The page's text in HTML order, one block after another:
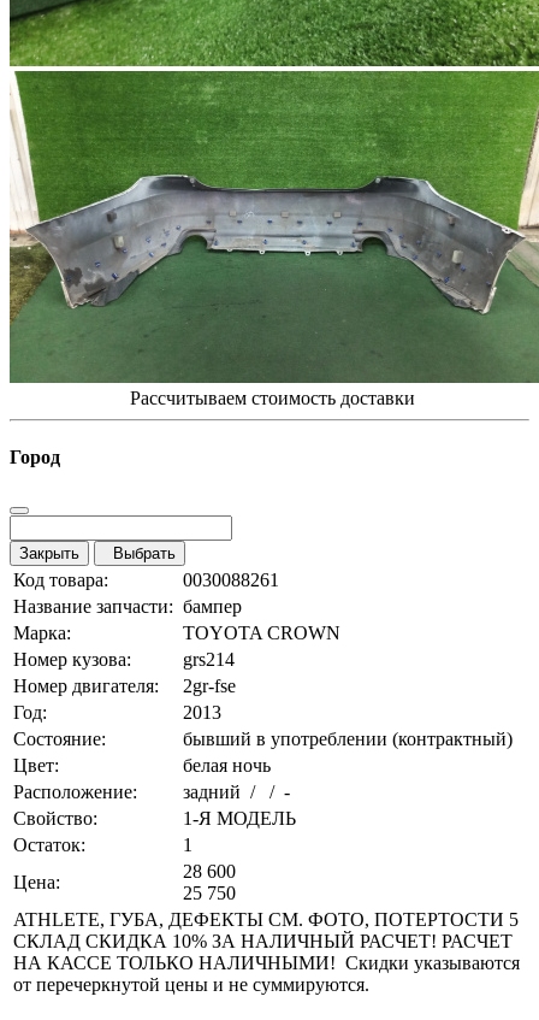
Рассчитываем стоимость доставки
Город
Закрыть Выбрать
Код товара:
0030088261
Название запчасти: бампер
Марка:
TOYOTA CROWN
Номер кузова:
grs214
Номер двигателя:
2gr-fse
Год:
2013
Состояние:
бывший в употреблении (контрактный)
Цвет:
белая ночь
Расположение:
задний / / -
Свойство:
1-Я МОДЕЛЬ
Остаток:
1
Цена:
28 600
25 750
ATHLETE, ГУБА, ДЕФЕКТЫ СМ. ФОТО, ПОТЕРТОСТИ 5
СКЛАД СКИДКА 10% ЗА НАЛИЧНЫЙ РАСЧЕТ! РАСЧЕТ
НА КАССЕ ТОЛЬКО НАЛИЧНЫМИ! Скидки указываются
от перечеркнутой цены и не суммируются.